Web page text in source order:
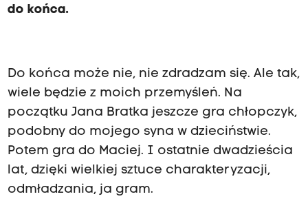
do końca.
Do końca może nie, nie zdradzam się. Ale tak,
wiele będzie z moich przemyśleń. Na
początku Jana Bratka jeszcze gra chłopczyk,
podobny do mojego syna w dzieciństwie.
Potem gra do Maciej. I ostatnie dwadzieścia
lat, dzięki wielkiej sztuce charakteryzacji,
odmładzania, ja gram.